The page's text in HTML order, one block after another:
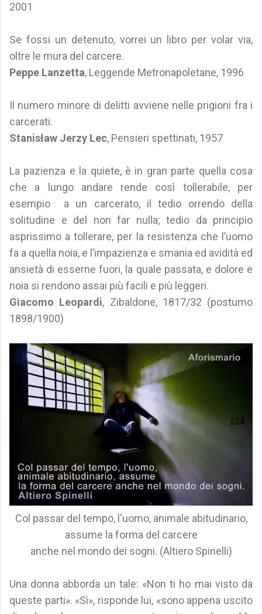
2001
Se fossi un detenuto, vorrei un libro per volar via,
oltre le mura del carcere.
Peppe Lanzetta, Leggende Metronapoletane, 1996
Il numero minore di delitti avviene nelle prigioni fra i
carcerati.
Stanisław Jerzy Lec, Pensieri spettinati, 1957
La pazienza e la quiete, è in gran parte quella cosa
che a lungo andare rende così tollerabile, per
esempio a un carcerato, il tedio orrendo della
solitudine e del non far nulla; tedio da principio
asprissimo a tollerare, per la resistenza che l’uomo
fa a quella noia, e l’impazienza e smania ed avidità ed
ansietà di esserne fuori, la quale passata, e dolore e
noia si rendono assai più facili e più leggeri.
Giacomo Leopardi, Zibaldone, 1817/32 (postumo
1898/1900)
Col passar del tempo, l'uomo, animale abitudinario,
assume la forma del carcere
anche nel mondo dei sogni. (Altiero Spinelli)
Una donna abborda un tale: «Non ti ho mai visto da
queste parti». «Sì», risponde lui, «sono appena uscito